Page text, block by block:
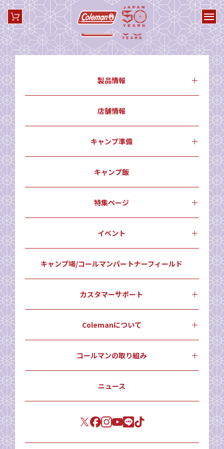
製品情報
店舗情報
キャンプ準備
キャンプ飯
特集ページ
イベント
キャンプ場/コールマンパートナーフィールド
カスタマーサポート
Colemanについて
コールマンの取り組み
ニュース